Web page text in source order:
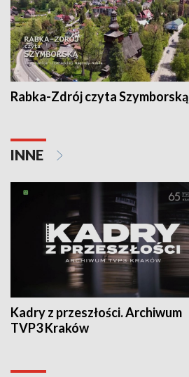
Rabka-Zdrój czyta Szymborską
INNE
Kadry z przeszłości. Archiwum
TVP3 Kraków